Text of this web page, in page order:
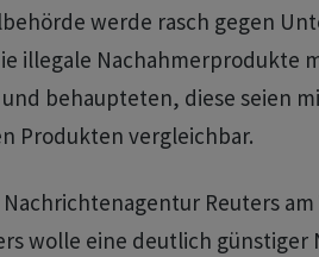
werde rasch gegen
illegale Nachahmerprodukte
behaupteten, diese seien
Produkten vergleichbar.
Reuters
wolle eine deutlich günstiger